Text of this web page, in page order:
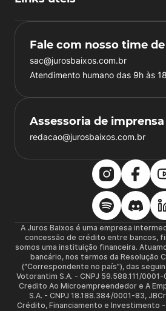
Fale com nosso time
sac@jurosbaixos.com.br
Atendimento humano das 9h às
Assessoria de imprensa
redacao@jurosbaixos.com.br
A Juros Baixos é uma empresa
concessão de crédito entre bancos,
somos uma instituição financeira.
bancário, nos termos da Resolução
(“Correspondente no país”), das
Votorantim S.A. - CNPJ 59.588.111/
Credito Ao Microempreendedor e A
S.A. - CNPJ 18.188.384/0001-83,
Crédito, Financiamento e Investimento